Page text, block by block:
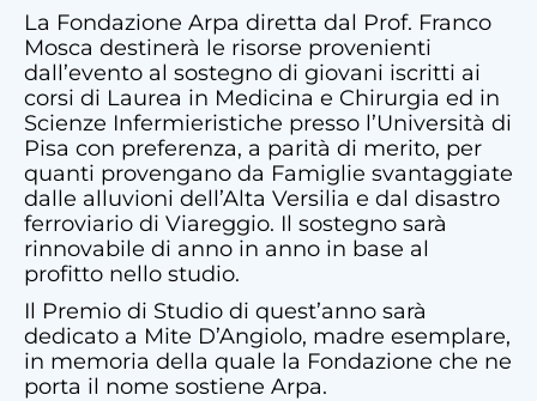
La Fondazione Arpa diretta dal Prof. Franco
Mosca destinerà le risorse provenienti
dall’evento al sostegno di giovani iscritti ai
corsi di Laurea in Medicina e Chirurgia ed in
Scienze Infermieristiche presso l’Università di
Pisa con preferenza, a parità di merito, per
quanti provengano da Famiglie svantaggiate
dalle alluvioni dell’Alta Versilia e dal disastro
ferroviario di Viareggio. Il sostegno sarà
rinnovabile di anno in anno in base al
profitto nello studio.
Il Premio di Studio di quest’anno sarà
dedicato a Mite D’Angiolo, madre esemplare,
in memoria della quale la Fondazione che ne
porta il nome sostiene Arpa.